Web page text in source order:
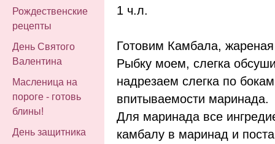
Рождественские
рецепты
День Святого
Валентина
Масленица на
пороге - готовь
блины!
День защитника
1 ч.л.
Готовим Камбала,
Рыбку моем, слегка
надрезаем слегка по
впитываемости маринада.
Для маринада все
камбалу в маринад и